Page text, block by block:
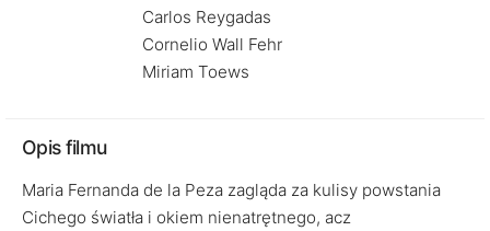
Carlos Reygadas
Cornelio Wall Fehr
Miriam Toews
Opis filmu
Maria Fernanda de la Peza zagląda za kulisy powstania
Cichego światła i okiem nienatrętnego, acz